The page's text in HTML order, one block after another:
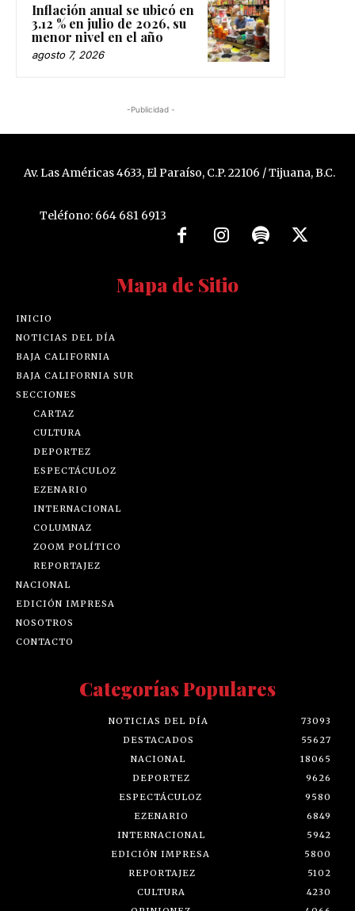
Inflación anual se ubicó en
3.12 % en julio de 2026, su
menor nivel en el año
agosto 7, 2026
-Publicidad -
Av. Las Américas 4633, El Paraíso, C.P. 22106 / Tijuana, B.C.
Teléfono: 664 681 6913
Mapa de Sitio
INICIO
NOTICIAS DEL DÍA
BAJA CALIFORNIA
BAJA CALIFORNIA SUR
SECCIONES
CARTAZ
CULTURA
DEPORTEZ
ESPECTÁCULOZ
EZENARIO
INTERNACIONAL
COLUMNAZ
ZOOM POLÍTICO
REPORTAJEZ
NACIONAL
EDICIÓN IMPRESA
NOSOTROS
CONTACTO
Categorías Populares
NOTICIAS DEL DÍA
73093
DESTACADOS
55627
NACIONAL
18065
DEPORTEZ
9626
ESPECTÁCULOZ
9580
EZENARIO
6849
INTERNACIONAL
5942
EDICIÓN IMPRESA
5800
REPORTAJEZ
5102
CULTURA
4230